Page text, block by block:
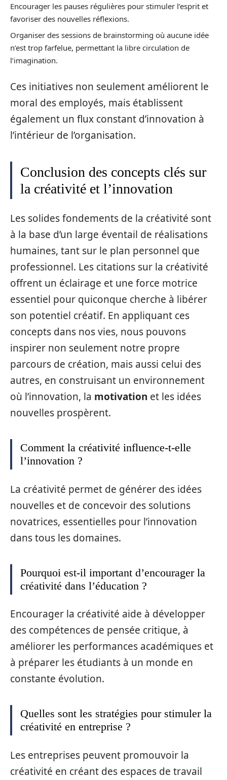
Encourager les pauses régulières pour stimuler l’esprit et
favoriser des nouvelles réflexions.
Organiser des sessions de brainstorming où aucune idée
n’est trop farfelue, permettant la libre circulation de
l’imagination.
Ces initiatives non seulement améliorent le
moral des employés, mais établissent
également un flux constant d’innovation à
l’intérieur de l’organisation.
Conclusion des concepts clés sur
la créativité et l’innovation
Les solides fondements de la créativité sont
à la base d’un large éventail de réalisations
humaines, tant sur le plan personnel que
professionnel. Les citations sur la créativité
offrent un éclairage et une force motrice
essentiel pour quiconque cherche à libérer
son potentiel créatif. En appliquant ces
concepts dans nos vies, nous pouvons
inspirer non seulement notre propre
parcours de création, mais aussi celui des
autres, en construisant un environnement
où l’innovation, la motivation et les idées
nouvelles prospèrent.
Comment la créativité influence-t-elle
l’innovation ?
La créativité permet de générer des idées
nouvelles et de concevoir des solutions
novatrices, essentielles pour l’innovation
dans tous les domaines.
Pourquoi est-il important d’encourager la
créativité dans l’éducation ?
Encourager la créativité aide à développer
des compétences de pensée critique, à
améliorer les performances académiques et
à préparer les étudiants à un monde en
constante évolution.
Quelles sont les stratégies pour stimuler la
créativité en entreprise ?
Les entreprises peuvent promouvoir la
créativité en créant des espaces de travail